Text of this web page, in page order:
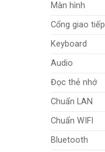
Màn hình
Cổng giao tiếp
Keyboard
Audio
Đọc thẻ nhớ
Chuẩn LAN
Chuẩn WIFI
Bluetooth